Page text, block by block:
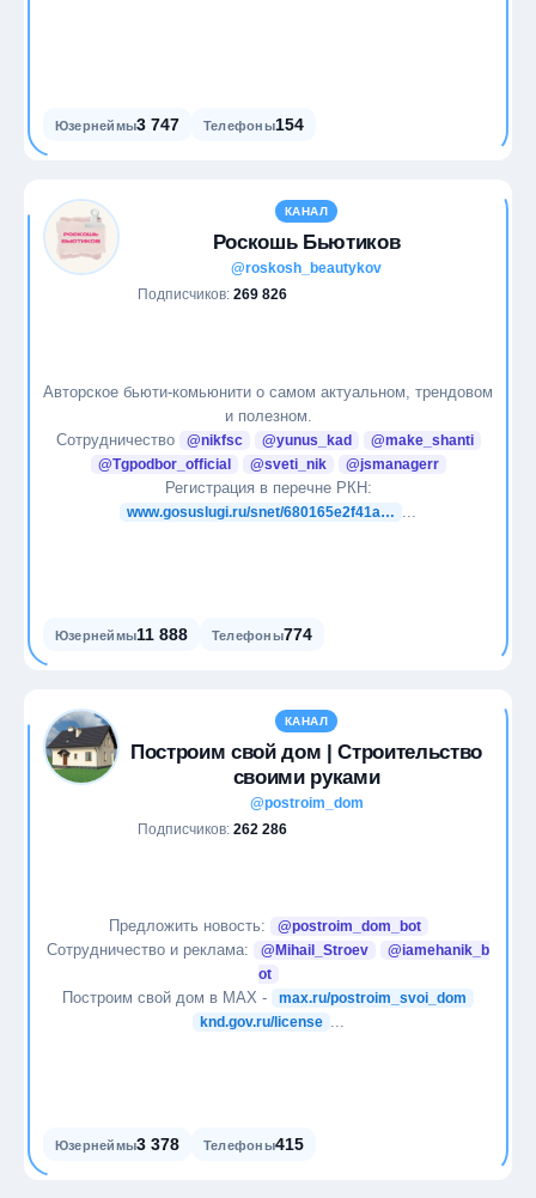
Юзернеймы3 747 Телефоны154
КАНАЛ
Роскошь Бьютиков
@roskosh_beautykov
Подписчиков: 269 826
Авторское бьюти-комьюнити о самом актуальном, трендовом
и полезном.
Сотрудничество
@nikfsc @yunus_kad
@make_shanti
@Tgpodbor_official
@sveti_nik @jsmanagerr
Регистрация в перечне РКН:
www.gosuslugi.ru/snet/680165e2f41a…
Юзернеймы11 888 Телефоны774
КАНАЛ
Построим свой дом | Строительство
своими руками
@postroim_dom
Подписчиков: 262 286
Предложить новость: @postroim_dom_bot
Сотрудничество и реклама: @Mihail_Stroev
@iamehanik_b
ot
Построим свой дом в МАХ -
max.ru/postroim_svoi_dom
knd.gov.ru/license ...
Юзернеймы3 378 Телефоны415